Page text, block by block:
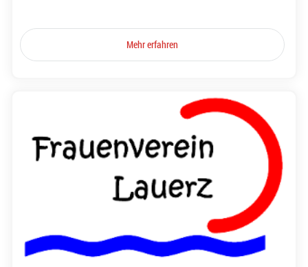
Mehr erfahren